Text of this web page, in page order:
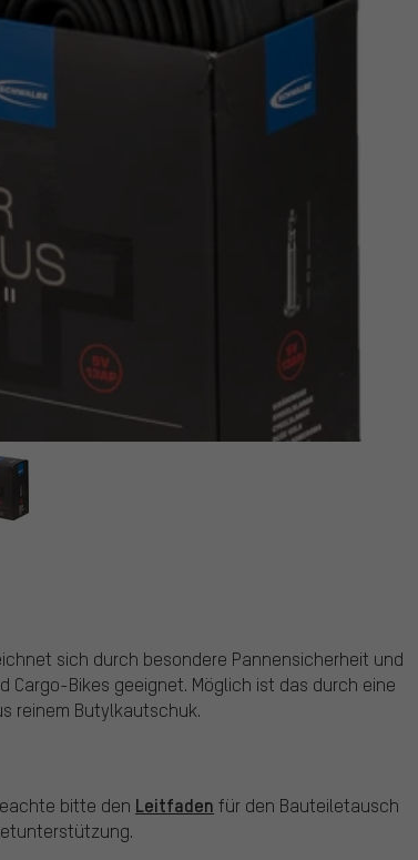
sich durch besondere Pannensicherheit und
Bikes geeignet. Möglich ist das durch eine
reinem Butylkautschuk.
bitte den Leitfaden für den Bauteiletausch